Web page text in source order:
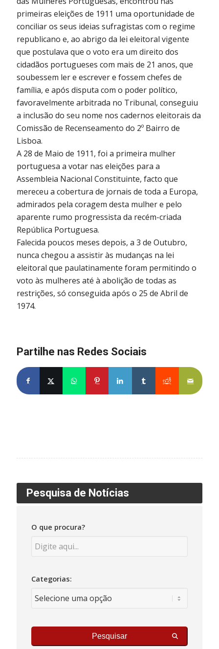
primeiras eleições de 1911 uma oportunidade de
conciliar os seus ideias sufragistas com o regime
republicano e, ao abrigo da lei eleitoral vigente
que postulava que o voto era um direito dos
cidadãos portugueses com mais de 21 anos, que
soubessem ler e escrever e fossem chefes de
família, e após disputa com o poder político,
favoravelmente arbitrada no Tribunal, conseguiu
a inclusão do seu nome nos cadernos eleitorais da
Comissão de Recenseamento do 2º Bairro de
Lisboa.
A 28 de Maio de 1911, foi a primeira mulher
portuguesa a votar nas eleições para a
Assembleia Nacional Constituinte, facto que
mereceu a cobertura de jornais de toda a Europa,
admirados pela coragem desta mulher e pelo
aparente rumo progressista da recém-criada
República Portuguesa.
Falecida poucos meses depois, a 3 de Outubro,
nunca chegou a assistir às mudanças na lei
eleitoral que paulatinamente foram permitindo o
voto às mulheres até à abolição de todas as
restrições, só conseguida após o 25 de Abril de
1974.
Partilhe nas Redes Sociais
Pesquisa de Notícias
O que procura?
Categorias:
Pesquisar